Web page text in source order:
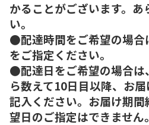
かることがございます。
い。
●配達時間をご希望の場合
をご指定ください。
●配達日をご希望の場合は
ら数えて10日目以降、お
記入ください。お届け期
望日のご指定はできません。